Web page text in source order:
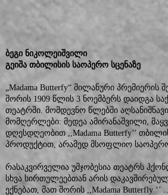
ბეგი ნიკოლეიშვილი
გეიშა თბილისის საოპერო სცენაზე
„Madama Butterfy“ მილანური
შორის 1909 წლის 3 ნოემბერს დაიდგა
თეატრში. მომდევნო წლებში
მომღერლები: მედეა ამირანაშვილი,
დღესდღეობით ,,Madama Butterfy’’
პროდუქტით, არამედ მსოფლიო
რასაკვირველია უმჯობესია თეატრს
სხვა სირთულეებთან არის
ექნებათ, მათ შორის ,,Madama Butterfly